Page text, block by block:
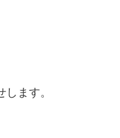
します。